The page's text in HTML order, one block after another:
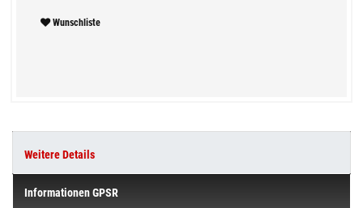
Wunschliste
Weitere Details
Informationen GPSR